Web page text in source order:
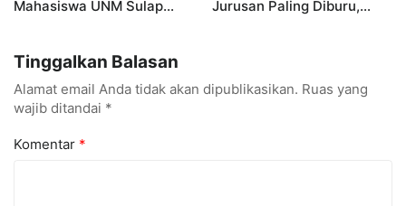
Mahasiswa UNM Sulap
Jurusan Paling Diburu,
Tinggalkan Balasan
Alamat email Anda tidak akan dipublikasikan. Ruas yang
wajib ditandai *
Komentar *